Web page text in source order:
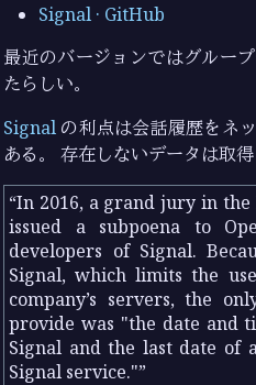
Signal · GitHub
最近のバージョンではグルー
たらしい。
Signal の利点は会話履歴をネ
ある。 存在しないデータは取得
In 2016, a grand jury in
issued a subpoena to
developers of Signal.
Signal, which limits the
company’s servers, the
provide was "the date and
Signal and the last date of
Signal service."